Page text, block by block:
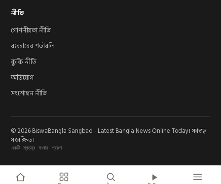
নীতি
গোপনীয়তা নীতি
ব্যবহারের শর্তাবলি
কুকি নীতি
অভিযোগ
সংশোধন নীতি
© 2026 BiswaBangla Sangbad - Latest Bangla News Online Today। সর্বস্বত্ব
সংরক্ষিত।
একটি স্বতন্ত্র সংবাদ প্রকল্প